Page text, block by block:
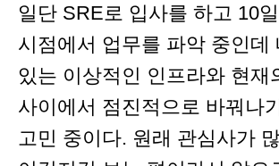
일단 SRE로 입사를 하고 10
시점에서 업무를 파악 중인데
있는 이상적인 인프라와 현재
사이에서 점진적으로 바꿔나
고민 중이다. 원래 관심사가